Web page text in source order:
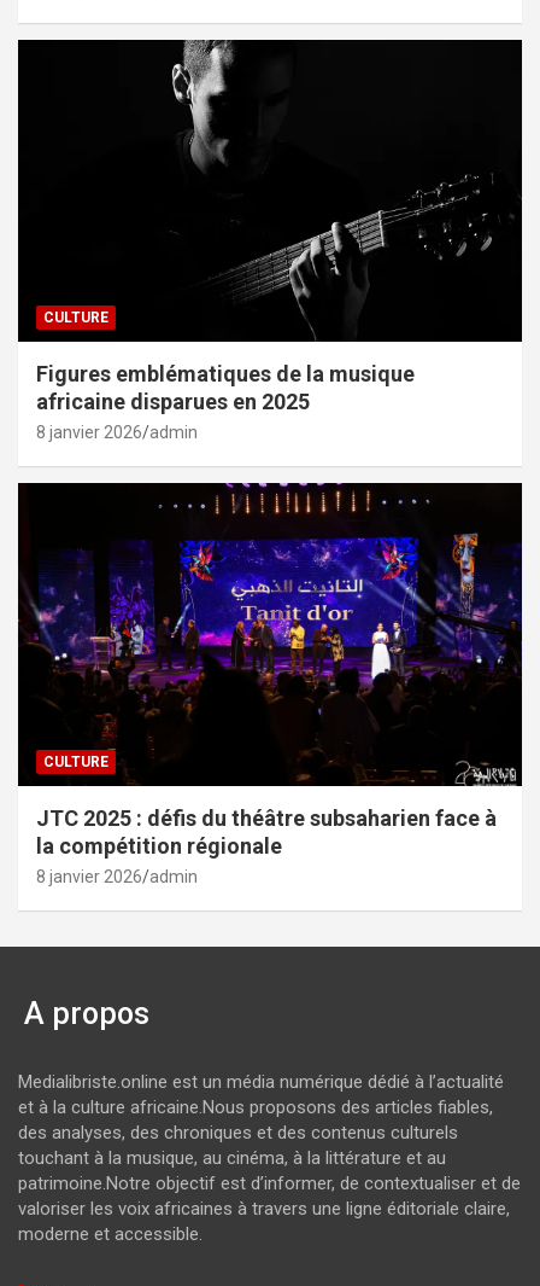
CULTURE
Figures emblématiques de la musique
africaine disparues en 2025
8 janvier 2026 admin
CULTURE
JTC 2025 : défis du théâtre subsaharien face à
la compétition régionale
8 janvier 2026 admin
A propos
Medialibriste.online est un média numérique dédié à l’actualité
et à la culture africaine.Nous proposons des articles fiables,
des analyses, des chroniques et des contenus culturels
touchant à la musique, au cinéma, à la littérature et au
patrimoine.Notre objectif est d’informer, de contextualiser et de
valoriser les voix africaines à travers une ligne éditoriale claire,
moderne et accessible.